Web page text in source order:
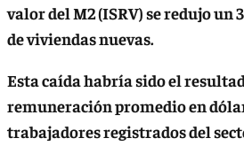
valor del M2 (ISRV) se redujo un
de viviendas nuevas.
Esta caída habría sido el
remuneración promedio en
trabajadores registrados del